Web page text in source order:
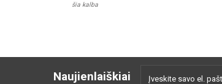
šia kalba
Naujienlaiškiai